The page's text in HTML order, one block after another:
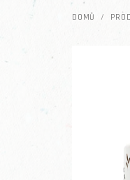
DOMŮ /